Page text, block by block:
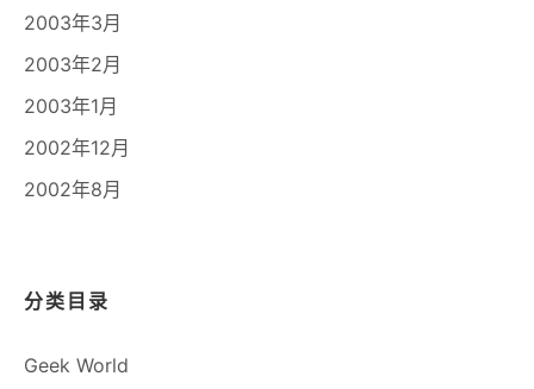
2003年3月
2003年2月
2003年1月
2002年12月
2002年8月
分类目录
Geek World